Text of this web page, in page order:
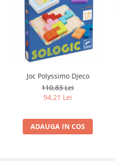
Joc Polyssimo Djeco
110,83 Lei
94,21 Lei
ADAUGA IN COS